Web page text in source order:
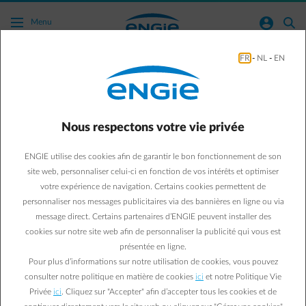
Acc�der au contenu principal
Menu normal-account-circle search
Comment puis-je signer mon offre par voie
Après avoir demandé une offre, vous recevrez de notre part un e-
mail contenant un lien qui vous permettra de consulter votre offre
FR - NL - EN
Nous respectons votre vie privée
ENGIE utilise des cookies afin de garantir le bon fonctionnement de son
site web, personnaliser celui-ci en fonction de vos intérêts et optimiser
votre expérience de navigation. Certains cookies permettent de
personnaliser nos messages publicitaires via des bannières en ligne ou via
message direct. Certains partenaires d’ENGIE peuvent installer des
cookies sur notre site web afin de personnaliser la publicité qui vous est
présentée en ligne.
Pour plus d’informations sur notre utilisation de cookies, vous pouvez
consulter notre politique en matière de cookies ici et notre Politique Vie
Privée ici . Cliquez sur "Accepter" afin d’accepter tous les cookies et de